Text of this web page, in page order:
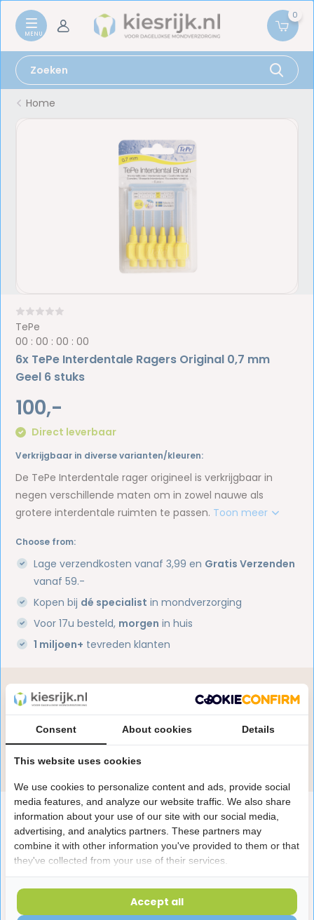
0
Home
TePe
00 :00 :00 :00
6x TePe Interdentale Ragers Original 0,7 mm
Geel 6 stuks
100,-
Direct leverbaar
Verkrijgbaar in diverse varianten/kleuren:
De TePe Interdentale rager origineel is verkrijgbaar in
negen verschillende maten om in zowel nauwe als
grotere interdentale ruimten te passen. Toon meer
Choose from:
Lage verzendkosten vanaf 3,99 en Gratis Verzenden
vanaf 59.-
Kopen bij dé specialist in mondverzorging
Voor 17u besteld, morgen in huis
1 miljoen+ tevreden klanten
Productomschrijving
Reviews
Heb je een vraag over dit product?
Onze specialisten helpen je graag! Spreek ons aan
in de chat of stuur een e-mail.
Stuur e-mail
Laatst bekeken producten
Consent About cookies Details
This website uses cookies
We use cookies to personalize content and ads, provide social
media features, and analyze our website traffic. We also share
information about your use of our site with our social media,
advertising, and analytics partners. These partners may
combine it with other information you've provided to them or that
they've collected from your use of their services.
Accept all